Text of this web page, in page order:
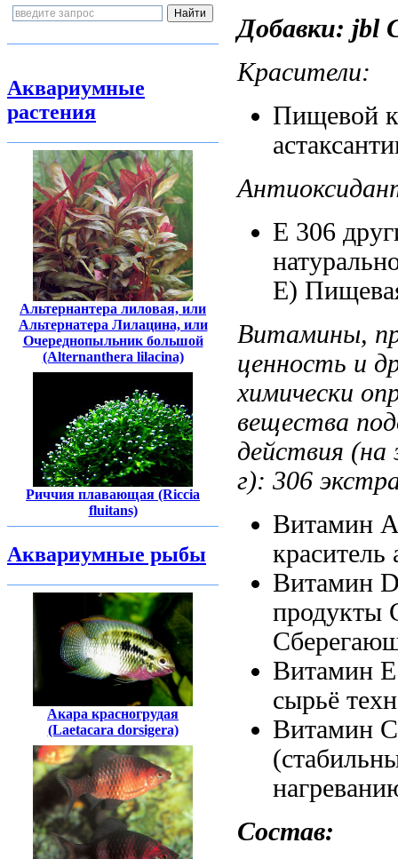
Аквариумные
растения
Альтернантера лиловая, или
Альтернатера Лилацина, или
Очереднопыльник большой
(Alternanthera lilacina)
Риччия плавающая (Riccia
fluitans)
Аквариумные рыбы
Акара красногрудая
(Laetacara dorsigera)
Добавки: jbl
Красители:
Пищевой
E 306
Е)
Витамины,
ценность и
химически
вещества
действия (на
г): 306
Витамин
краситель
Витамин
продукты
Витамин
сырьё
Витамин
Состав: